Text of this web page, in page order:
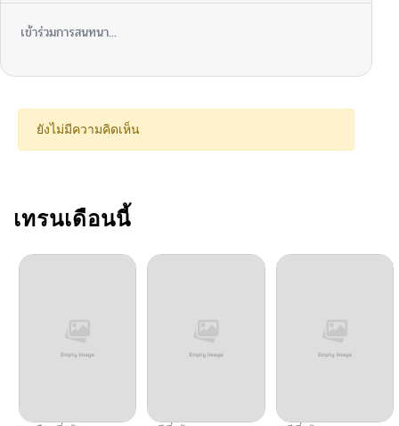
11/13/2024
ตอนที่ 66 11/13/2024
ตอนที่ 64
ตอนที่ 63
ตอนที่ 61 11/13/2024
ตอนที่ 60
เข้าร่วมการสนทนา...
ยังไม่มีความคิดเห็น
เทรนเดือนนี้